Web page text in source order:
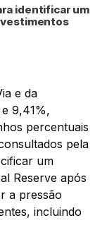
identificar um
e da
9,41%,
percentuais
pela
um
Reserve após
a pressão
incluindo